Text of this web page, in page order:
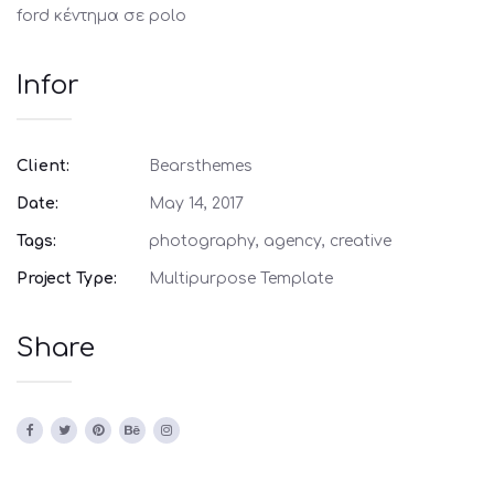
ford κέντημα σε polo
Infor
Client: Bearsthemes
Date: May 14, 2017
Tags: photography, agency, creative
Project Type: Multipurpose Template
Share